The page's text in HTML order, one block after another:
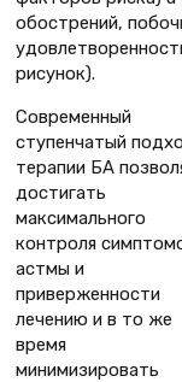
обострений,
рисунок).
Современный
ступенчатый
терапии БА
достигать
максимального
контроля
астмы и
приверженности
лечению и в то же
время
минимизировать